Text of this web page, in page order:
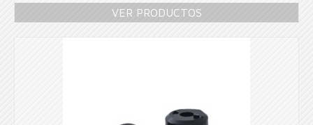
VER PRODUCTOS